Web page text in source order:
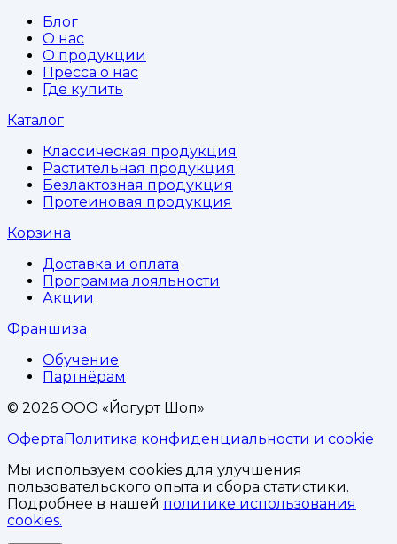
Блог
О нас
О продукции
Пресса о нас
Где купить
Каталог
Классическая продукция
Растительная продукция
Безлактозная продукция
Протеиновая продукция
Корзина
Доставка и оплата
Программа лояльности
Акции
Франшиза
Обучение
Партнёрам
© 2026 ООО «Йогурт Шоп»
ОфертаПолитика конфиденциальности и cookie
Мы используем cookies для улучшения
пользовательского опыта и сбора статистики.
Подробнее в нашей политике использования
cookies.